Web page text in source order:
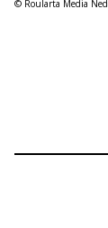
© Roularta Media